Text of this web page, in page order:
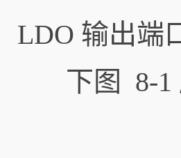
LDO 输出端
下图 8-1